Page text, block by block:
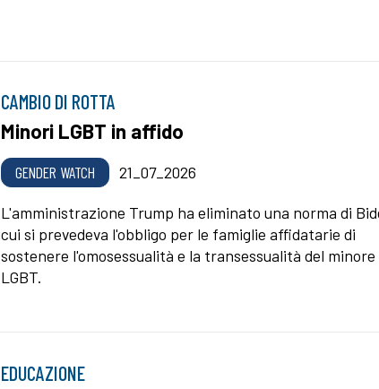
CAMBIO DI ROTTA
Minori LGBT in affido
GENDER WATCH 21_07_2026
L'amministrazione Trump ha eliminato una norma di
cui si prevedeva l'obbligo per le famiglie affidatarie di
sostenere l'omosessualità e la transessualità del minore
LGBT.
EDUCAZIONE